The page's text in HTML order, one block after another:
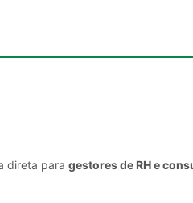
direta para gestores de RH e